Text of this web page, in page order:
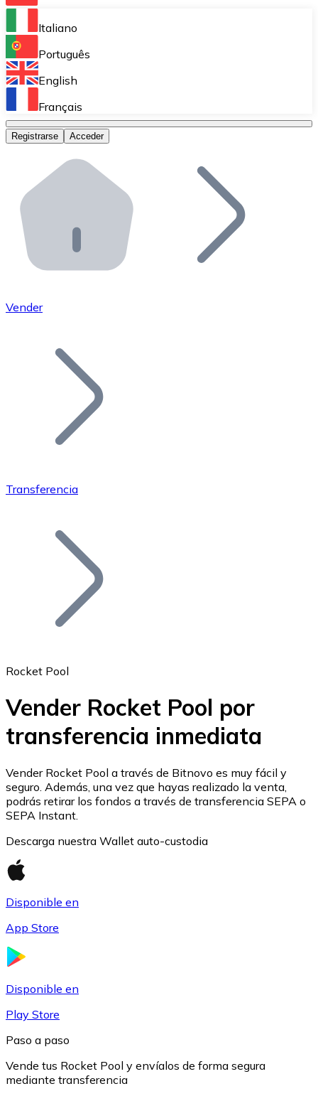
Bitnovo Ramp
Integra nuestra solución en tu plataforma.
Bitnovo Giftcards
Bitnovo OTC
Bitnovo ATM
Integra un ATM Bitnovo en tu negocio y permite que
Bitnovo API
Integra nuestra API en tu ecosistema.
Únete a nuestra red de distribuidores.
Añade tu proyecto a nuestro ecosistema.
Bitcoin
Ethereum
ETH
Italiano
Português
English
Français
Registrarse Acceder
Vender
Transferencia
Rocket Pool
Vender Rocket Pool por
transferencia inmediata
Vender Rocket Pool a través de Bitnovo es muy fácil y
seguro. Además, una vez que hayas realizado la venta,
podrás retirar los fondos a través de transferencia SEPA o
SEPA Instant.
Descarga nuestra Wallet auto-custodia
Disponible en
App Store
Disponible en
Play Store
Paso a paso
Vende tus Rocket Pool y envíalos de forma segura
mediante transferencia